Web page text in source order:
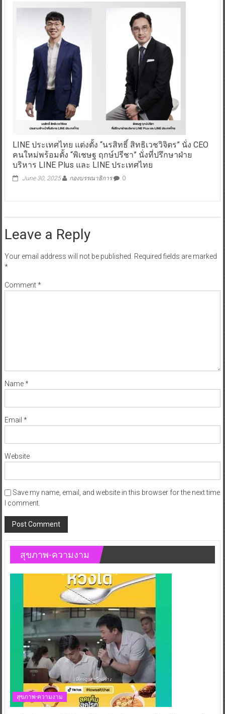
LINE ประเทศไทย แต่งตั้ง “นรสิทธิ์ สิทธิเวชวิจิตร” นั่ง CEO
คนใหม่พร้อมตั้ง “พิเชษฐ ฤกษ์ปรีชา” นั่งที่ปรึกษาฝ่าย
บริหาร LINE Plus และ LINE ประเทศไทย
June 30, 2025 กองบรรณาธิการ 0
Leave a Reply
Your email address will not be published. Required fields are marked
*
Comment*
Name*
Email *
Website
Save my name, email, and website in this browser for the next time
I comment.
สุขภาพ-ความงาม
สุขภาพ-ความงาม